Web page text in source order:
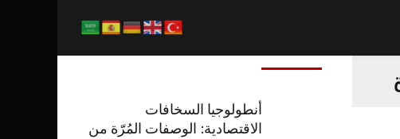
المشاركات الاخيرة
أنطولوجيا السخافات
الاقتصادية: الوصفات المُرّة من